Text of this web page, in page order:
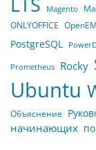
Magento
ONLYOFFICE
PostgreSQL
Prometheus Rocky
Ubuntu
Объяснение
начинающих по